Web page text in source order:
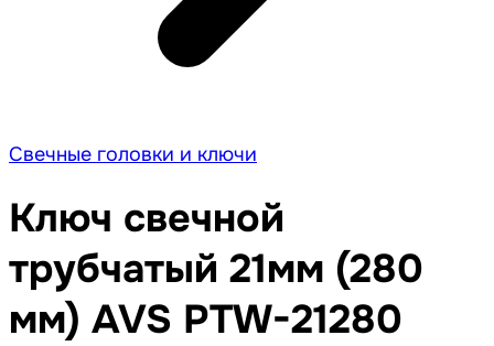
Свечные головки и ключи
Ключ свечной
трубчатый 21мм (280
мм) AVS PTW-21280